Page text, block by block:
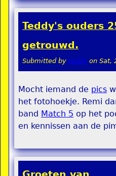
Teddy's ouders
getrouwd.
Submitted by teddy on Sat,
Mocht iemand de pics
het fotohoekje. Remi
band Match 5 op het
en kennissen aan de